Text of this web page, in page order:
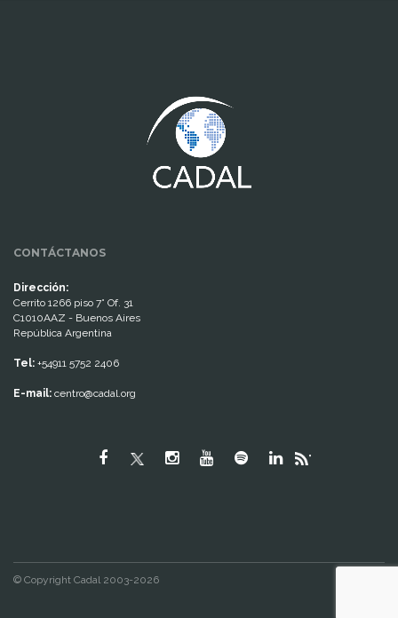
CONTÁCTANOS
Dirección:
Cerrito 1266 piso 7° Of. 31
C1010AAZ - Buenos Aires
República Argentina
Tel: +54911 5752 2406
E-mail: centro@cadal.org
"
© Copyright Cadal 2003-2026